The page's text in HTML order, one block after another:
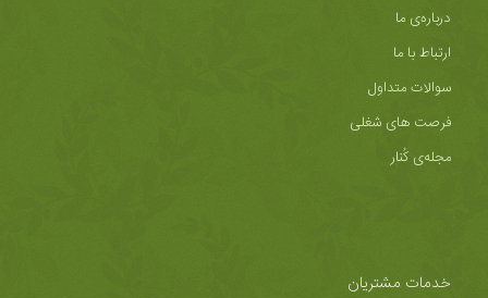
درباره‌ی ما
ارتباط با ما
سوالات متداول
فرصت های شغلی
مجله‌ی کُنار
خدمات مشتریان